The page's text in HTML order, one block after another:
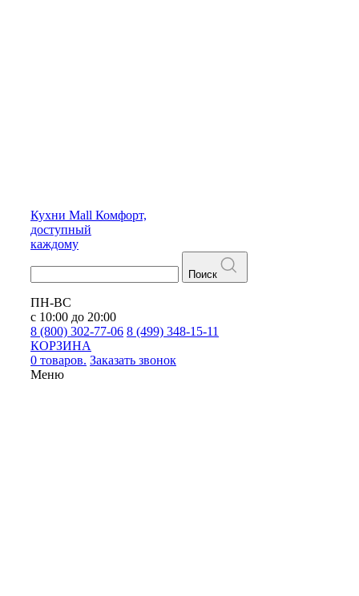
Кухни Mall Комфорт,
доступный
каждому
Поиск
ПН-ВС
с 10:00 до 20:00
8 (800) 302-77-06 8 (499) 348-15-11
КОРЗИНА
0 товаров. Заказать звонок
Меню